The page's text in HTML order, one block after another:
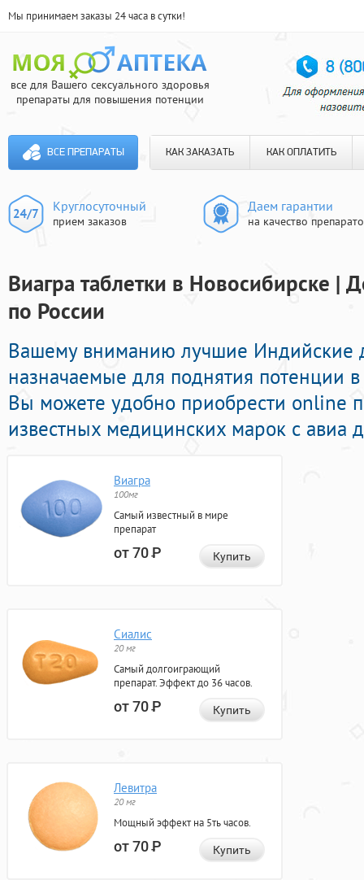
Мы принимаем заказы 24 часа в сутки!
все для Вашего сексуального здоровья
препараты для повышения потенции
ВСЕ ПРЕПАРАТЫ КАК ЗАКАЗАТЬ КАК ОПЛАТИТЬ
Круглосуточный
прием заказов
Даем гарантии
на качество
Виагра таблетки в Новосибирске |
по России
Вашему вниманию лучшие Индийские
назначаемые для поднятия потенции в
Вы можете удобно приобрести online
известных медицинских марок с авиа
Виагра
100мг
Самый известный в мире
препарат
от 70Р Купить
Сиалис
20 мг
Самый долгоиграющий
препарат. Эффект до 36 часов.
от 70Р Купить
Левитра
20 мг
Мощный эффект на 5ть часов.
от 70Р Купить